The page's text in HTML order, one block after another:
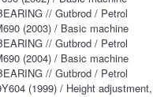
// Gutbrod / Petrol
(2003) / Basic machine
// Gutbrod / Petrol
(2004) / Basic machine
// Gutbrod / Petrol
(1999) / Height adjustment,